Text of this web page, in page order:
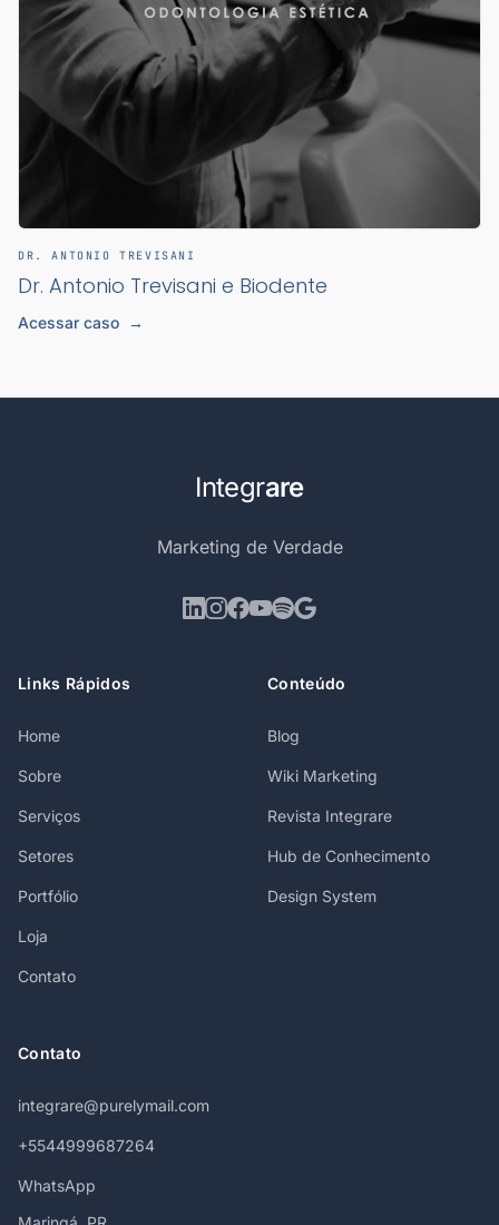
DR. ANTONIO TREVISANI
Dr. Antonio Trevisani e Biodente
Acessar caso →
Integrare
Marketing de Verdade
Links Rápidos
Home
Sobre
Serviços
Setores
Portfólio
Loja
Contato
Conteúdo
Blog
Wiki Marketing
Revista Integrare
Hub de Conhecimento
Design System
Contato
integrare@purelymail.com
+5544999687264
WhatsApp